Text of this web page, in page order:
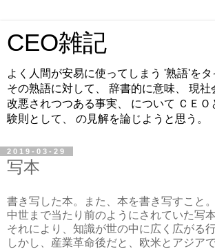
CEO雑記
よく人間が安易に使ってしまう '熟語'をタ
その熟語に対して、 辞書的に意味、 現
改悪されつつある事実、 について ＣＥＯ
験則として、 の見解を論じようと思う。
2019-03-29
写本
書き写した本。また、本を書き写すこと。
中世まで当たり前のようにされていた写本
それにより、知識が世の中に広く広がる
しかし、産業革命後だと、欧米とアジア